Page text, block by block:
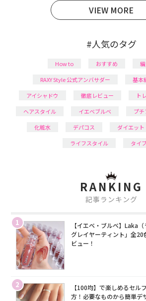
VIEW MORE
#人気のタグ
How to おすすめ
RAXY Style 公式アンバサダー
基本
アイシャドウ
徹底レビュー ト
ヘアスタイル
イエベブルベ プチ
化粧水
デパコス ダイエット
ライフスタイル
タイ
RANKING
記事ランキング
1
【イエベ・ブルベ】Laka
グレイヤーティント」全20
ビュー！
2
【100均】で楽しめるセル
方！必要なものから簡単デ